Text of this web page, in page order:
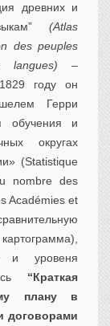
древних и
(Atlas
des peuples
langues) –
году он
Герри
обучения и
округах
(Statistique
nombre des
Académies et
и уровеня
“Краткая
плану в
договорами